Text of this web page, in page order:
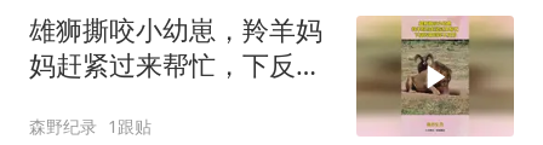
雄狮撕咬小幼崽，羚羊妈
妈赶紧过来帮忙，下反转
森野纪录 1跟贴